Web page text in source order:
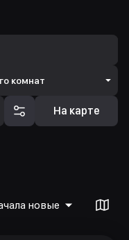
комнат
На карте
новые